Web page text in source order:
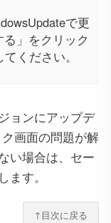
で更
」をクリック
ください。
ョンにアップデ
画面の問題が解
い場合は、セー
す。
↑目次に戻る